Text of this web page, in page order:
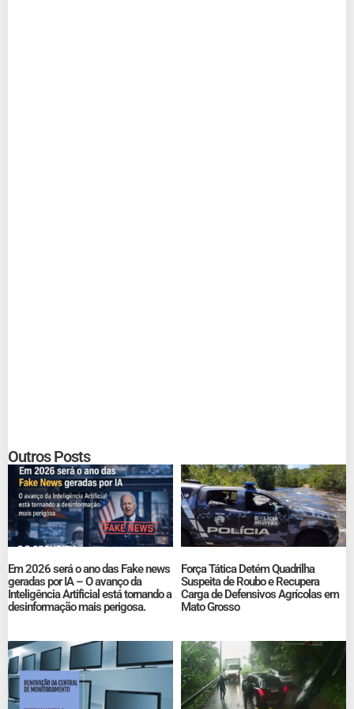
Outros Posts
Em 2026 será o ano das Fake news
geradas por IA – O avanço da
Inteligência Artificial está tornando a
desinformação mais perigosa.
Força Tática Detém Quadrilha
Suspeita de Roubo e Recupera
Carga de Defensivos Agrícolas em
Mato Grosso